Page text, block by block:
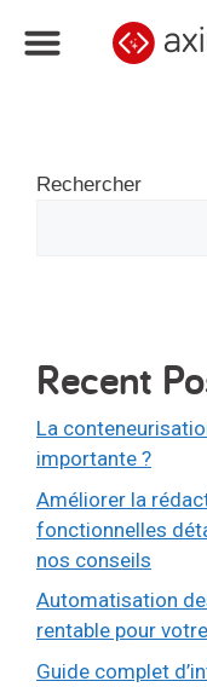
Rechercher
Recent
La
importante ?
Améliorer la
fonctionnelles
nos conseils
Automatisation
rentable pour
Guide complet